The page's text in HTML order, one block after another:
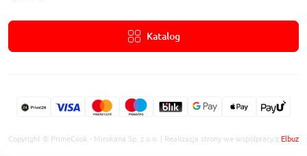
Katalog
Copyright © PrimeCook - Mirokana Sp. z o.o. | Realizacja strony we współpracy z Elbuz